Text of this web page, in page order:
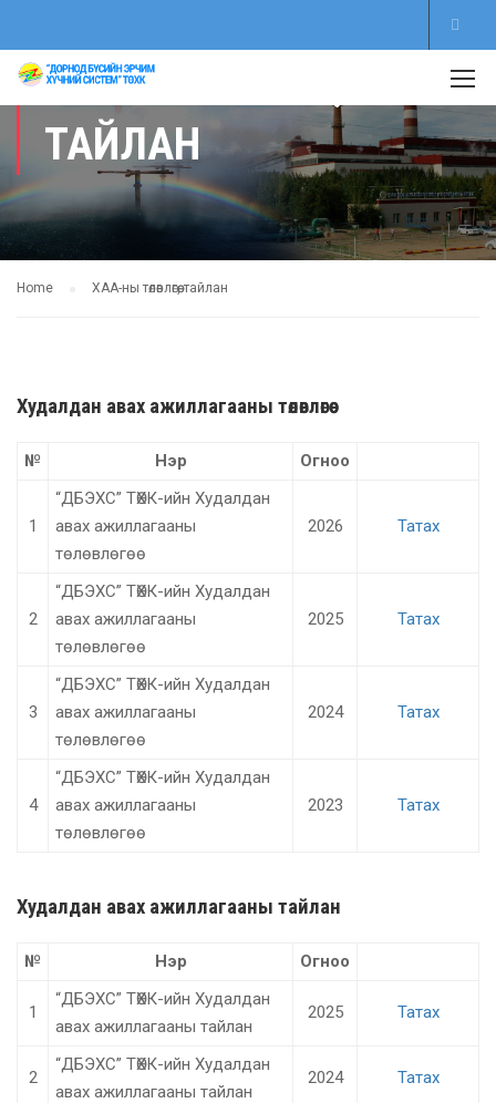
ХАА-НЫ ТӨЛӨВЛӨГӨӨ,
ТАЙЛАН
Home ХАА-ны төлөвлөгөө, тайлан
Худалдан авах ажиллагааны төлөвлөгөө
№ Нэр Огноо
1
“ДБЭХС” ТӨХК-ийн Худалдан
авах ажиллагааны
төлөвлөгөө
2026 Татах
2
“ДБЭХС” ТӨХК-ийн Худалдан
авах ажиллагааны
төлөвлөгөө
2025 Татах
3
“ДБЭХС” ТӨХК-ийн Худалдан
авах ажиллагааны
төлөвлөгөө
2024 Татах
4
“ДБЭХС” ТӨХК-ийн Худалдан
авах ажиллагааны
төлөвлөгөө
2023 Татах
Худалдан авах ажиллагааны тайлан
№ Нэр Огноо
1
“ДБЭХС” ТӨХК-ийн Худалдан
авах ажиллагааны тайлан
2025 Татах
2
“ДБЭХС” ТӨХК-ийн Худалдан
авах ажиллагааны тайлан
2024 Татах